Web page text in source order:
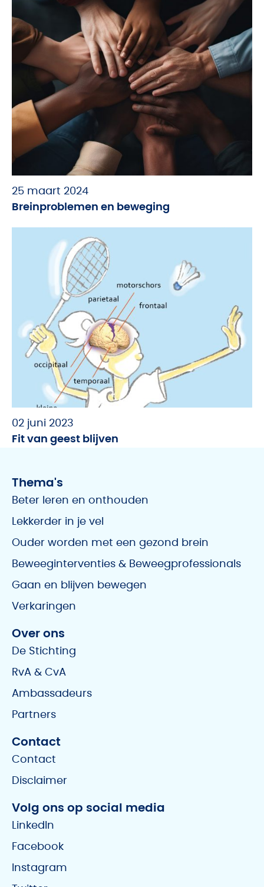
25 maart 2024
Breinproblemen en beweging
02 juni 2023
Fit van geest blijven
Thema's
Beter leren en onthouden
Lekkerder in je vel
Ouder worden met een gezond brein
Beweeginterventies & Beweegprofessionals
Gaan en blijven bewegen
Verkaringen
Over ons
De Stichting
RvA & CvA
Ambassadeurs
Partners
Contact
Contact
Disclaimer
Volg ons op social media
LinkedIn
Facebook
Instagram